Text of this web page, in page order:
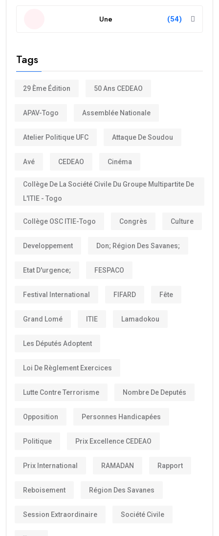
Une (54)
Tags
29 Ème Édition 50 Ans CEDEAO
APAV-Togo Assemblée Nationale
Atelier Politique UFC Attaque De Soudou
Avé CEDEAO Cinéma
Collège De La Société Civile Du Groupe Multipartite De
L'ITIE - Togo
Collège OSC ITIE-Togo Congrès Culture
Developpement Don; Région Des Savanes;
Etat D'urgence; FESPACO
Festival International FIFARD Fête
Grand Lomé ITIE Lamadokou
Les Députés Adoptent
Loi De Règlement Exercices
Lutte Contre Terrorisme Nombre De Deputés
Opposition Personnes Handicapées
Politique Prix Excellence CEDEAO
Prix International RAMADAN Rapport
Reboisement Région Des Savanes
Session Extraordinaire Société Civile